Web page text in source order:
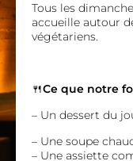
Tous les
accueille autour
végétariens.
🍴Ce que notre
– Un dessert du
– Une soupe
– Une assiette